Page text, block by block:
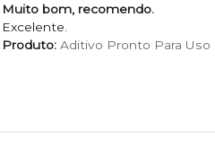
Muito bom, recomendo.
Excelente.
Produto:Aditivo Pronto Para Uso